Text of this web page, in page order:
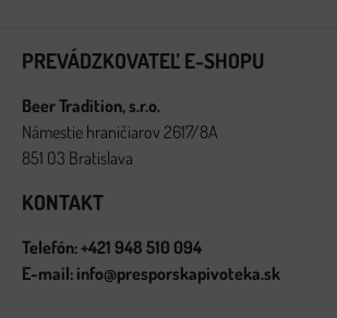
PREVÁDZKOVATEĽ E-SHOPU
Beer Tradition, s.r.o.
Námestie hraničiarov 2617/8A
851 03 Bratislava
KONTAKT
Telefón: +421 948 510 094
E-mail: info@presporskapivoteka.sk